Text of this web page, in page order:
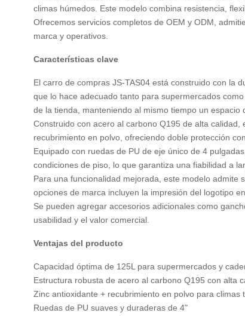
climas húmedos. Este modelo combina resistencia,
Ofrecemos servicios completos de OEM y ODM,
marca y operativos.
Características clave
El carro de compras JS-TAS04 está construido con la
que lo hace adecuado tanto para supermercados
de la tienda, manteniendo al mismo tiempo un espacio
Construido con acero al carbono Q195 de alta
recubrimiento en polvo, ofreciendo doble protección
Equipado con ruedas de PU de eje único de 4
condiciones de piso, lo que garantiza una fiabilidad a
Para una funcionalidad mejorada, este modelo
opciones de marca incluyen la impresión del logotipo
Se pueden agregar accesorios adicionales como
usabilidad y el valor comercial.
Ventajas del producto
Capacidad óptima de 125L para supermercados y
Estructura robusta de acero al carbono Q195 con alta
Zinc antioxidante + recubrimiento en polvo para climas
Ruedas de PU suaves y duraderas de 4"